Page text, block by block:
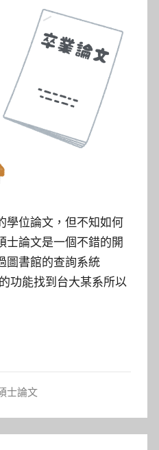
學位論文，但不知如何
士論文是一個不錯的開
圖書館的查詢系統
功能找到台大某系所以
士論文